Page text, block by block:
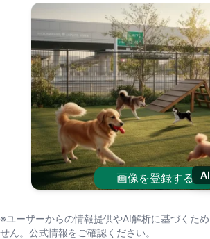
画像を登録する
※ユーザーからの情報提供やAI解析に基づくた
せん。公式情報をご確認ください。